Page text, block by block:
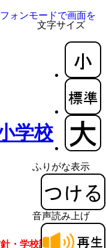
文字サイズ
ふりがな表示
音声読み上げ
ォンモードで画面を
学校
・学校評価・体罰防